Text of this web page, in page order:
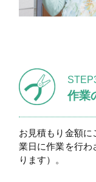
作業
お見積もり金額に
業日に作業を行わ
ります）。